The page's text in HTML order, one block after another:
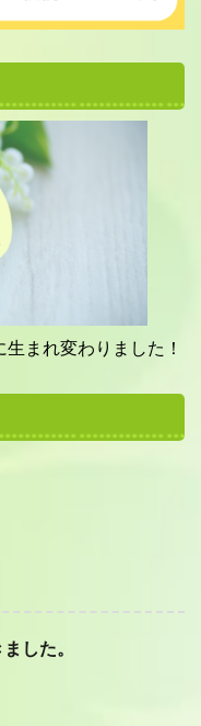
まれ変わりました！
した。